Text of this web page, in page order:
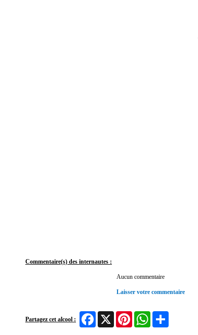
Commentaire(s) des internautes :
Aucun commentaire
Laisser votre commentaire
Partagez cet alcool :
FacebookX Pinterest WhatsApp